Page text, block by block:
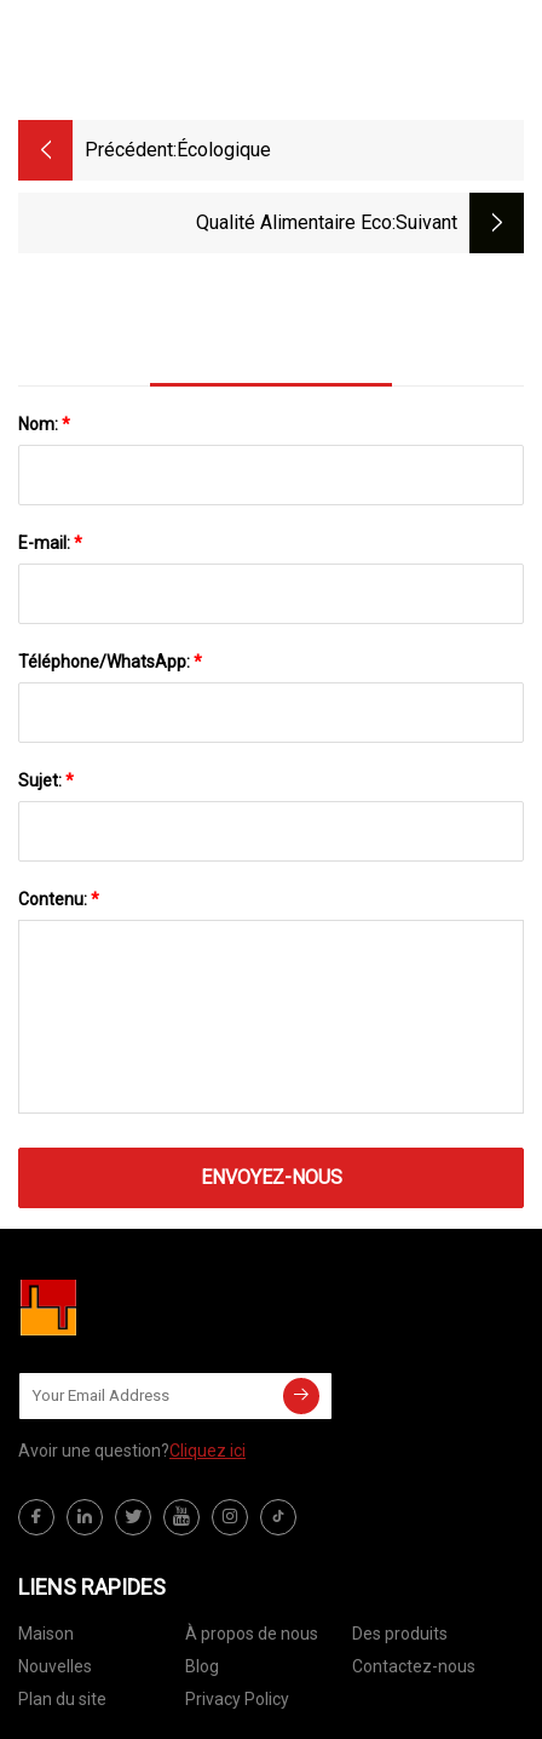
Précédent: Écologique
Qualité Alimentaire Eco:suivant
Nom:*
E-mail:*
Téléphone/WhatsApp:*
Sujet:*
Contenu:*
ENVOYEZ-NOUS
Avoir une question?Cliquez ici
LIENS RAPIDES
Maison À propos de nous
Des produits
Nouvelles
Blog
Contactez-nous
Plan du site
Privacy Policy